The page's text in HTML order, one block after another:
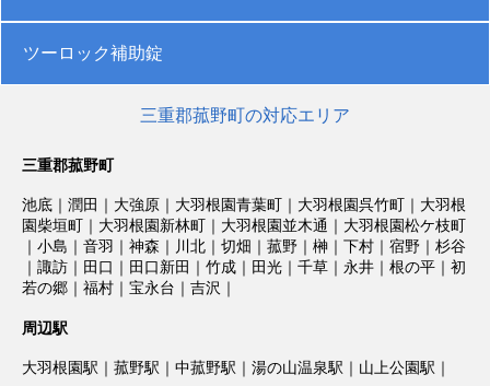
ツーロック補助錠
三重郡菰野町の対応エリア
三重郡菰野町
池底｜潤田｜大強原｜大羽根園青葉町｜大羽根園呉竹町｜大羽根
園柴垣町｜大羽根園新林町｜大羽根園並木通｜大羽根園松ケ枝町
｜小島｜音羽｜神森｜川北｜切畑｜菰野｜榊｜下村｜宿野｜杉谷
｜諏訪｜田口｜田口新田｜竹成｜田光｜千草｜永井｜根の平｜初
若の郷｜福村｜宝永台｜吉沢｜
周辺駅
大羽根園駅｜菰野駅｜中菰野駅｜湯の山温泉駅｜山上公園駅｜